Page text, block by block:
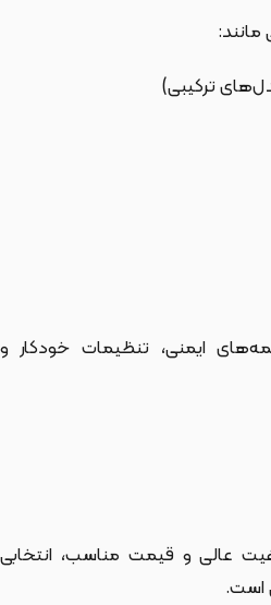
مانند:
ترکیبی)
ایمنی، تنظیمات خودکار و
عالی و قیمت مناسب، انتخابی
است.